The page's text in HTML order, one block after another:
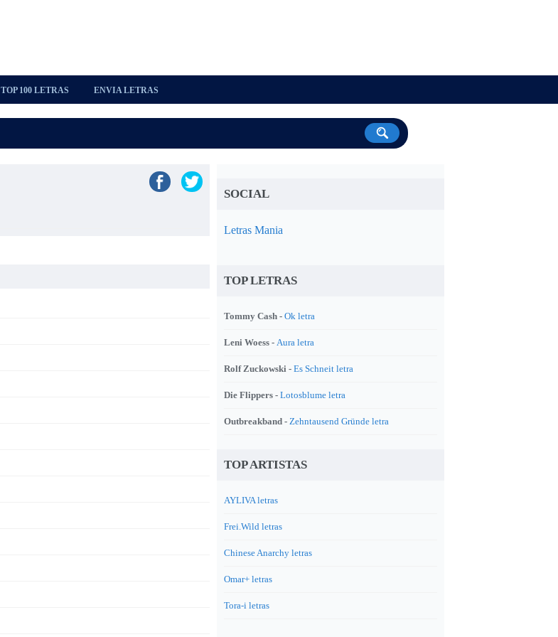
TOP 100 LETRAS ENVIA LETRAS
SOCIAL
Letras Mania
TOP LETRAS
Tommy Cash - Ok letra
Leni Woess - Aura letra
Rolf Zuckowski - Es Schneit letra
Die Flippers - Lotosblume letra
Outbreakband - Zehntausend Gründe letra
TOP ARTISTAS
AYLIVA letras
Frei.Wild letras
Chinese Anarchy letras
Omar+ letras
Tora-i letras